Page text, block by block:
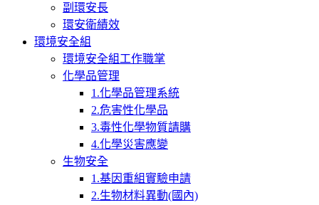
副環安長
環安衛績效
環境安全組
環境安全組工作職掌
化學品管理
1.化學品管理系統
2.危害性化學品
3.毒性化學物質請購
4.化學災害應變
生物安全
1.基因重組實驗申請
2.生物材料異動(國內)